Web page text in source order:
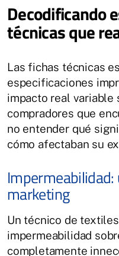
Decodificando
técnicas que
Las fichas técnicas
especificaciones
impacto real variable
compradores que
no entender qué
cómo afectaban su
marketing
Un técnico de
impermeabilidad
completamente